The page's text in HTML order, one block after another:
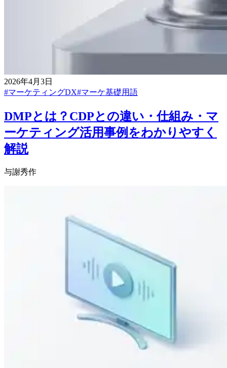
2026年4月3日
#マーケティングDX#マーケ基礎用語
DMPとは？CDPとの違い・仕組み・マ
ーケティング活用事例をわかりやすく
解説
与謝秀作